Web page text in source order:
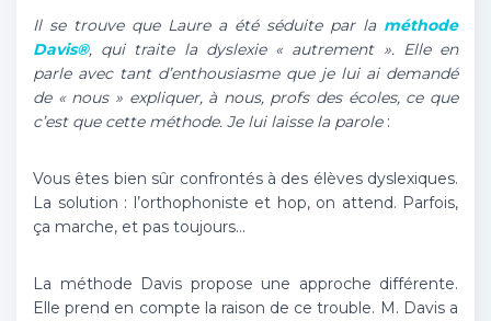
Il se trouve que Laure a été séduite par la méthode
Davis®, qui traite la dyslexie « autrement ». Elle en
parle avec tant d’enthousiasme que je lui ai demandé
de « nous » expliquer, à nous, profs des écoles, ce que
c’est que cette méthode. Je lui laisse la parole:
Vous êtes bien sûr confrontés à des élèves dyslexiques.
La solution : l’orthophoniste et hop, on attend. Parfois,
ça marche, et pas toujours…
La méthode Davis propose une approche différente.
Elle prend en compte la raison de ce trouble. M. Davis a